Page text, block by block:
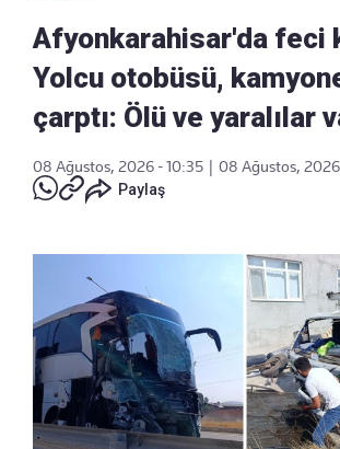
Afyonkarahisar'da feci
Yolcu otobüsü,
çarptı: Ölü ve yaralılar
08 Ağustos, 2026 - 10:35
08 Ağustos,
Paylaş